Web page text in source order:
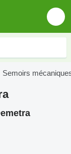
Semoirs